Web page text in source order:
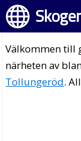
Välkommen till
närheten av
Tollungeröd.